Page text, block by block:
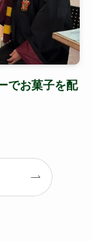
でお菓子を配